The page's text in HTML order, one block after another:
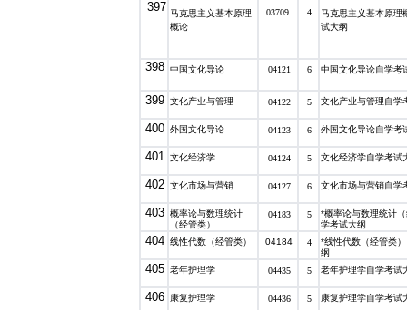
397 马克思主义基本原理
概论
03709 4
马克思主义基本原理
试大纲
398 中国文化导论 04121 6 中国文化导论自学考
399 文化产业与管理 04122 5 文化产业与管理自学
400 外国文化导论 04123 6 外国文化导论自学考
401 文化经济学 04124 5 文化经济学自学考试
402 文化市场与营销 04127 6 文化市场与营销自学
403 概率论与数理统计
（经管类）
04183 5
*概率论与数理统计
学考试大纲
404 线性代数（经管类） 04184 4
*线性代数（经管类
纲
405 老年护理学 04435 5 老年护理学自学考试
406 康复护理学 04436 5 康复护理学自学考试